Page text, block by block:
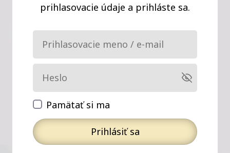
prihlasovacie údaje a prihláste sa.
Pamätať si ma
Prihlásiť sa